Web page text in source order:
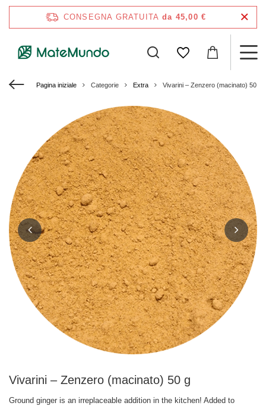
CONSEGNA GRATUITA da 45,00 €
Pagina iniziale Categorie Extra Vivarini – Zenzero (macinato) 50 g
Vivarini – Zenzero (macinato) 50 g
Ground ginger is an irreplaceable addition in the kitchen! Added to